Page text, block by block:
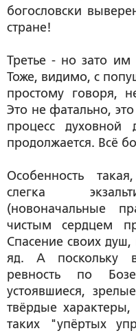
богословски
стране!
Третье - но зато им
Тоже, видимо, с
простому говоря,
Это не фатально,
процесс духовной
продолжается. Всё
Особенность
слегка
(новоначальные
чистым сердцем
Спасение своих
яд. А поскольку
ревность по
устоявшиеся,
твёрдые
таких "упёртых